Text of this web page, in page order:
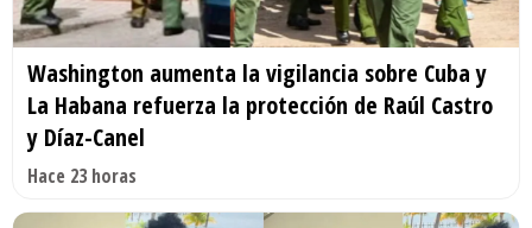
Washington aumenta la vigilancia sobre Cuba y
La Habana refuerza la protección de Raúl Castro
y Díaz-Canel
Hace 23 horas